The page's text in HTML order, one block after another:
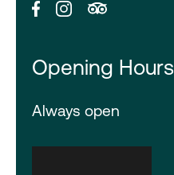
Opening Hours
Always open